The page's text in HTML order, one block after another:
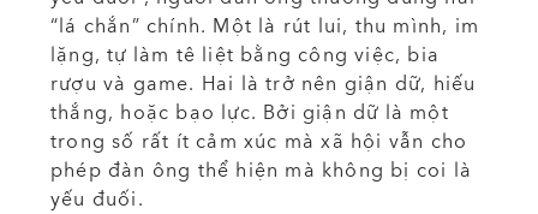
“lá chắn” chính. Một là rút lui, thu mình, im
lặng, tự làm tê liệt bằng công việc, bia
rượu và game. Hai là trở nên giận dữ, hiếu
thắng, hoặc bạo lực. Bởi giận dữ là một
trong số rất ít cảm xúc mà xã hội vẫn cho
phép đàn ông thể hiện mà không bị coi là
yếu đuối.